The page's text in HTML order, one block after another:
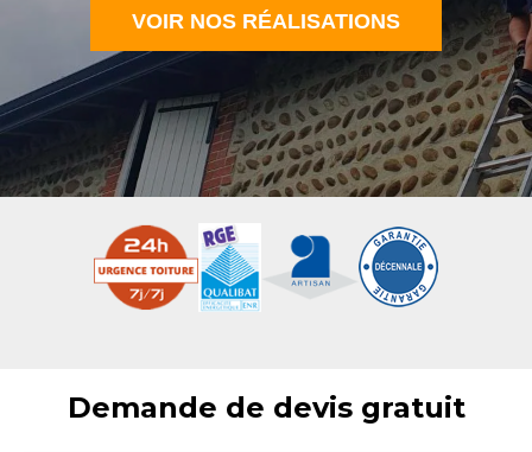
VOIR NOS RÉALISATIONS
Demande de devis gratuit